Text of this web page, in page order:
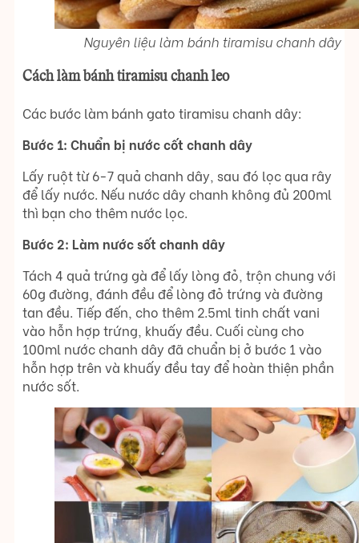
Nguyên liệu làm bánh tiramisu chanh dây
Cách làm bánh tiramisu chanh leo
Các bước làm bánh gato tiramisu chanh dây:
Bước 1: Chuẩn bị nước cốt chanh dây
Lấy ruột từ 6-7 quả chanh dây, sau đó lọc qua rây
để lấy nước. Nếu nước dây chanh không đủ 200ml
thì bạn cho thêm nước lọc.
Bước 2: Làm nước sốt chanh dây
Tách 4 quả trứng gà để lấy lòng đỏ, trộn chung với
60g đường, đánh đều để lòng đỏ trứng và đường
tan đều. Tiếp đến, cho thêm 2.5ml tinh chất vani
vào hỗn hợp trứng, khuấy đều. Cuối cùng cho
100ml nước chanh dây đã chuẩn bị ở bước 1 vào
hỗn hợp trên và khuấy đều tay để hoàn thiện phần
nước sốt.